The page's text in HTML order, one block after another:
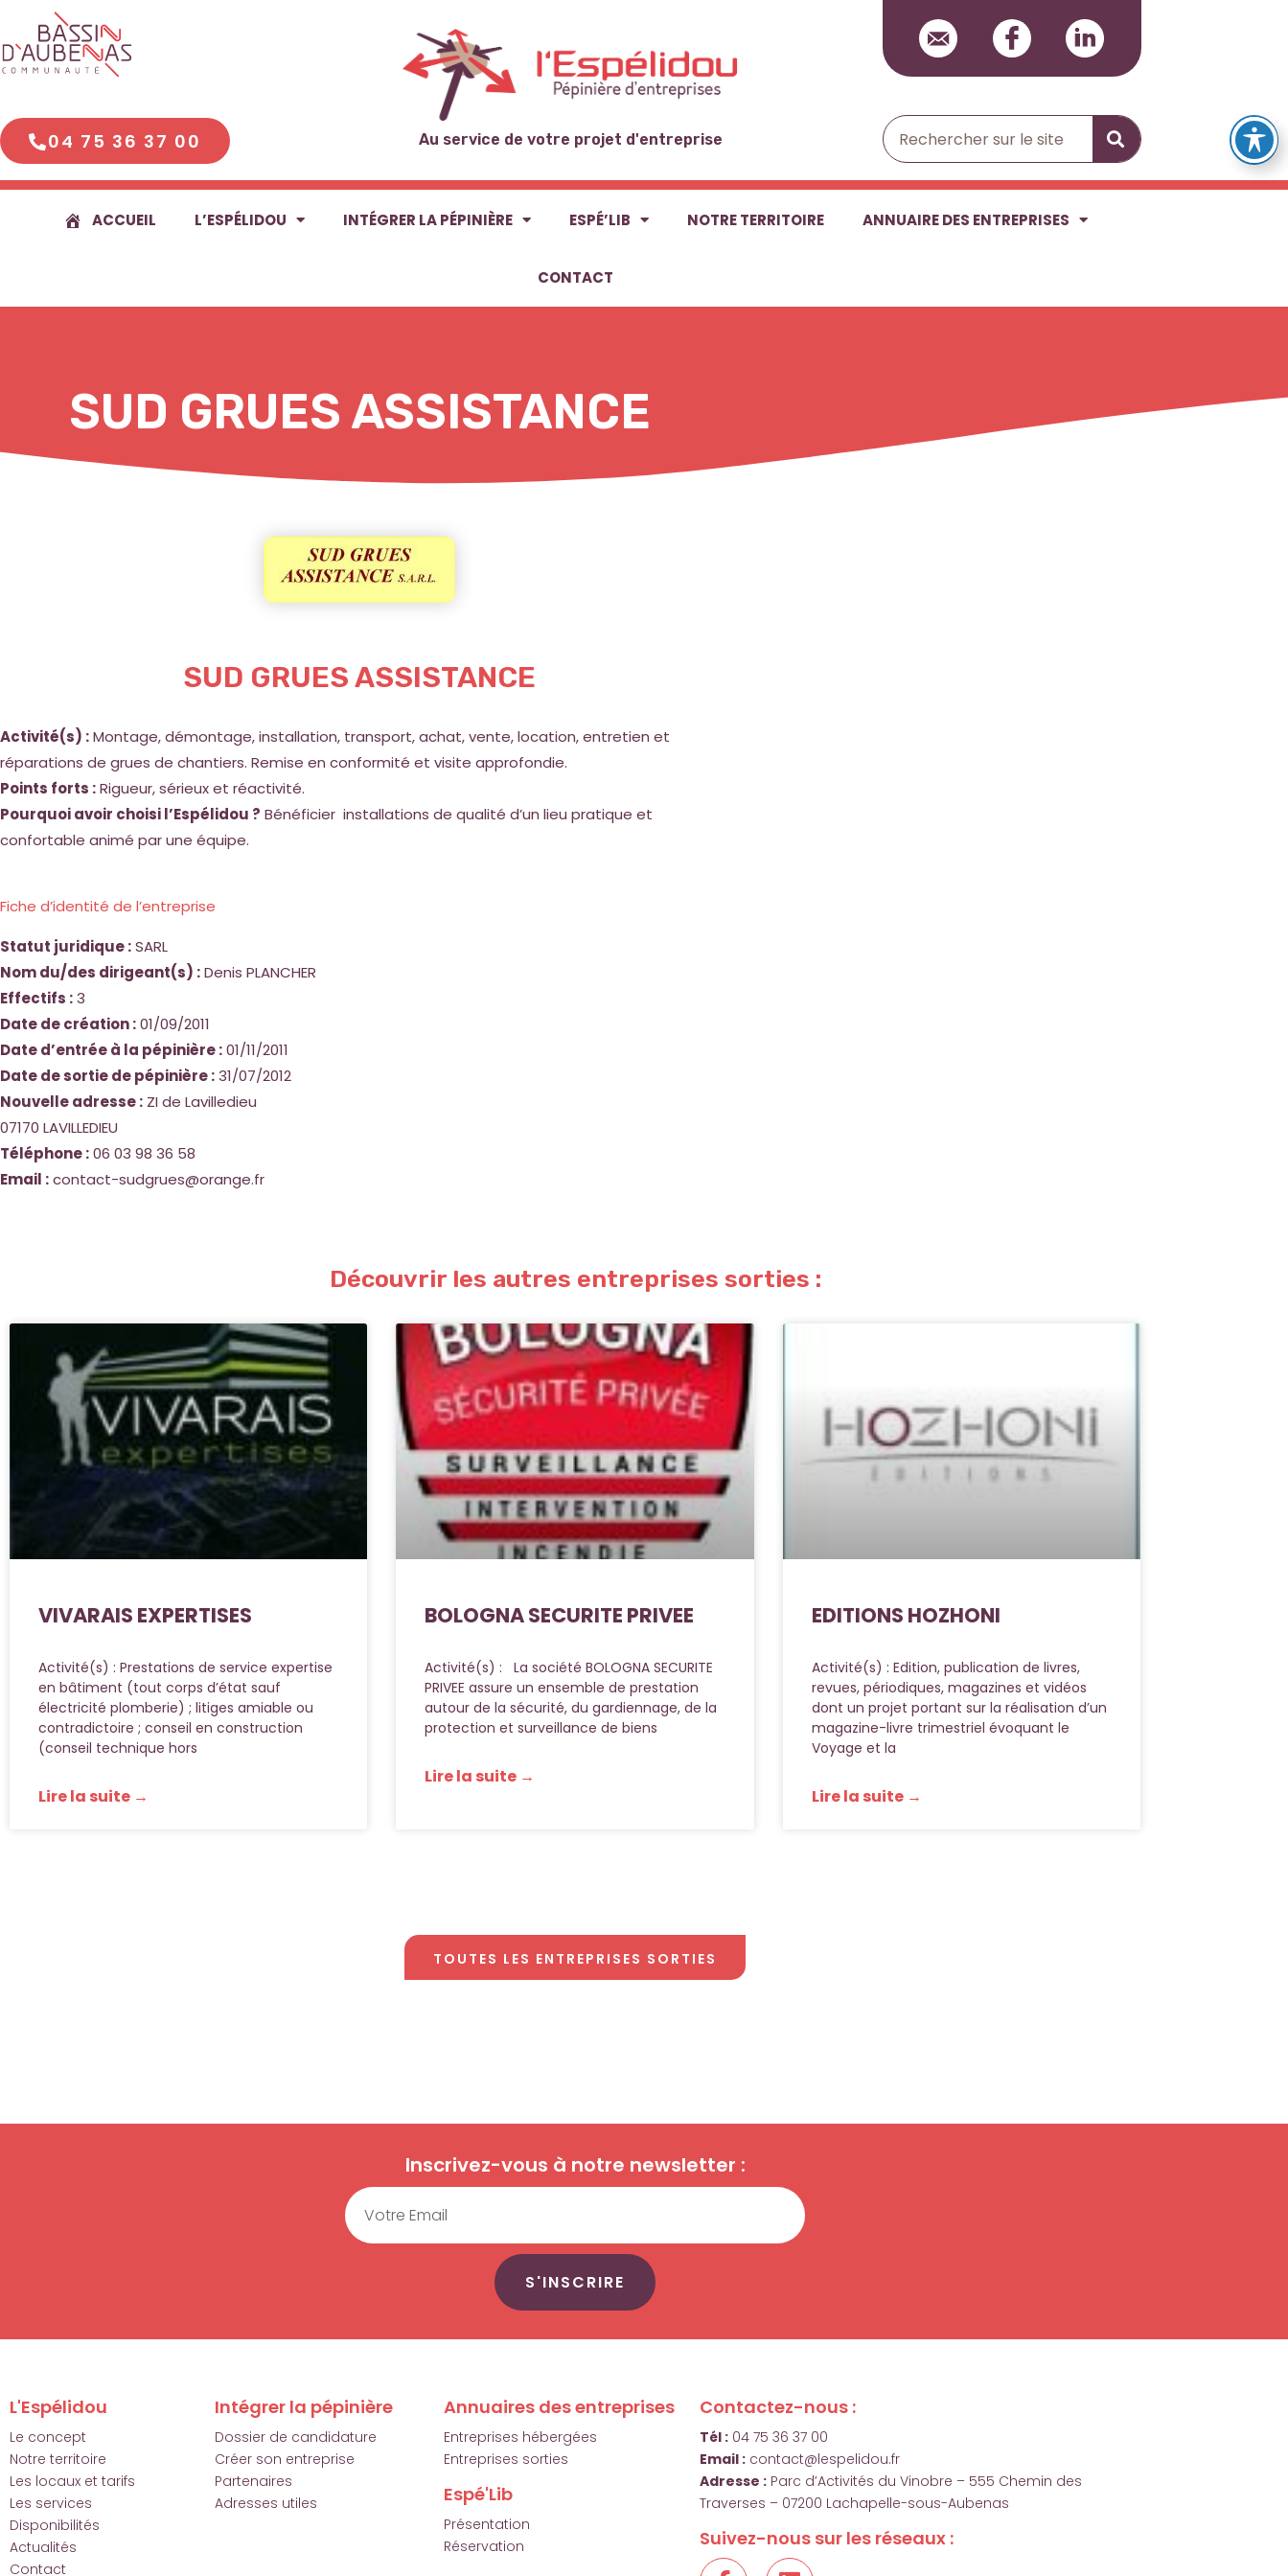
contenu
04 75 36 37 00 Au service de votre projet d'entreprise
Rechercher
ACCUEIL L’ESPÉLIDOU INTÉGRER LA PÉPINIÈRE ESPÉ’LIB NOTRE TERRITOIRE ANNUAIRE DES ENTREPRISES
CONTACT
SUD GRUES ASSISTANCE
SUD GRUES ASSISTANCE
Activité(s) :Montage, démontage, installation, transport, achat, vente, location, entretien et
réparations de grues de chantiers. Remise en conformité et visite approfondie.
Points forts :Rigueur, sérieux et réactivité.
Pourquoi avoir choisi l’Espélidou ? Bénéficier installations de qualité d’un lieu pratique et
confortable animé par une équipe.
Fiche d’identité de l’entreprise
Statut juridique :SARL
Nom du/des dirigeant(s) :Denis PLANCHER
Effectifs :3
Date de création :01/09/2011
Date d’entrée à la pépinière :01/11/2011
Date de sortie de pépinière :31/07/2012
Nouvelle adresse : ZI de Lavilledieu
07170 LAVILLEDIEU
Téléphone :06 03 98 36 58
Email :contact-sudgrues@orange.fr
Découvrir les autres entreprises sorties :
VIVARAIS EXPERTISES
Activité(s) : Prestations de service expertise
en bâtiment (tout corps d’état sauf
électricité plomberie) ; litiges amiable ou
contradictoire ; conseil en construction
(conseil technique hors
Lire la suite →
BOLOGNA SECURITE PRIVEE
Activité(s) : La société BOLOGNA SECURITE
PRIVEE assure un ensemble de prestation
autour de la sécurité, du gardiennage, de la
protection et surveillance de biens
Lire la suite →
EDITIONS HOZHONI
Activité(s) : Edition, publication de livres,
revues, périodiques, magazines et vidéos
dont un projet portant sur la réalisation d’un
magazine-livre trimestriel évoquant le
Voyage et la
Lire la suite →
TOUTES LES ENTREPRISES SORTIES
Inscrivez-vous à notre newsletter :
Email
S'INSCRIRE
L'Espélidou
Le concept
Notre territoire
Les locaux et tarifs
Les services
Disponibilités
Actualités
Contact
Intégrer la pépinière
Dossier de candidature
Créer son entreprise
Partenaires
Adresses utiles
Annuaires des entreprises
Entreprises hébergées
Entreprises sorties
Espé'Lib
Présentation
Réservation
Contactez-nous :
Tél :04 75 36 37 00
Email : contact@lespelidou.fr
Adresse :Parc d’Activités du Vinobre – 555 Chemin des
Traverses – 07200 Lachapelle-sous-Aubenas
Suivez-nous sur les réseaux :
F L